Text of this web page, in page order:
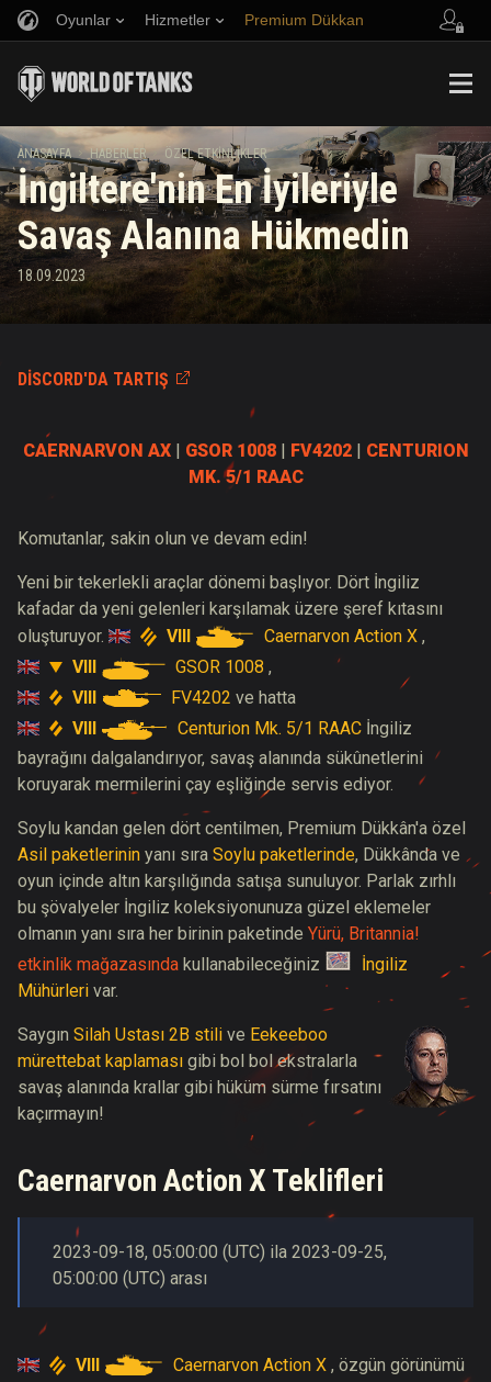
Oyunlar Hizmetler Premium Dükkan
Müzik
Adil Oyun Politikası
Wargaming.net Game Center
Twitch Ganimetleri Rehberi
Arkadaş Öner
Discord
Mod Merkezi
Medya
ANASAYFA HABERLER ÖZEL ETKINLIKLER
İngiltere'nin En İyileriyle
Savaş Alanına Hükmedin
18.09.2023
DISCORD'DA TARTIŞ
CAERNARVON AX| GSOR 1008| FV4202| CENTURION
MK. 5/1 RAAC
Komutanlar, sakin olun ve devam edin!
Yeni bir tekerlekli araçlar dönemi başlıyor. Dört İngiliz
kafadar da yeni gelenleri karşılamak üzere şeref kıtasını
oluşturuyor.
VIII Caernarvon Action X ,
VIII
GSOR 1008 ,
VIII
FV4202 ve hatta
VIII
Centurion Mk. 5/1 RAAC İngiliz
bayrağını dalgalandırıyor, savaş alanında sükûnetlerini
koruyarak mermilerini çay eşliğinde servis ediyor.
Soylu kandan gelen dört centilmen, Premium Dükkân'a özel
Asil paketlerinin yanı sıra Soylu paketlerinde, Dükkânda ve
oyun içinde altın karşılığında satışa sunuluyor. Parlak zırhlı
bu şövalyeler İngiliz koleksiyonunuza güzel eklemeler
olmanın yanı sıra her birinin paketinde Yürü, Britannia!
etkinlik mağazasında kullanabileceğiniz
İngiliz
Mühürleri var.
Saygın Silah Ustası 2B stili ve Eekeeboo
mürettebat kaplaması gibi bol bol ekstralarla
savaş alanında krallar gibi hüküm sürme fırsatını
kaçırmayın!
Caernarvon Action X Teklifleri
2023-09-18, 05:00:00 (UTC) ila 2023-09-25,
05:00:00 (UTC) arası
VIII Caernarvon Action X , özgün görünümü